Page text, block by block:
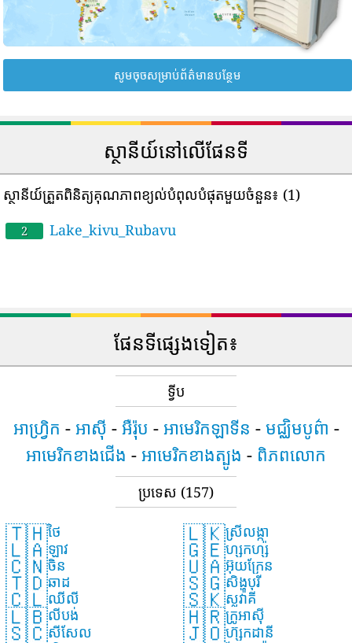
សូមចុចសម្រាប់ព័ត៌មានបន្ថែម
ស្ថានីយ៍នៅលើផែនទី
ស្ថានីយ៍ត្រួតពិនិត្យគុណភាពខ្យល់បំពុលបំផុតមួយចំនួន៖ (1)
2 Lake_kivu_Rubavu
ផែនទីផ្សេងទៀត៖
ទ្វីប
អាហ្រ្វិក - អាស៊ី - អឺរ៉ុប - អាមេរិកឡាទីន - មជ្ឈិមបូព៌ា -
អាមេរិកខាងជើង - អាមេរិកខាងត្បូង - ពិភពលោក
ប្រទេស (157)
🇹🇭ថៃ
🇱🇦ឡាវ
🇨🇳ចិន
🇹🇩ឆាដ
🇨🇱ឈីលី
🇱🇧លីបង់
🇸🇨សីសែល
🇱🇰ស្រីលង្កា
🇬🇪ហ្សកហ្ស៉ី
🇺🇦អ៊ុយក្រែន
🇸🇬សិង្ហបុរី
🇸🇰ស្លូវ៉ាគី
🇭🇷ក្រូអាស៊ី
🇯🇴ហ៊្សកដានី